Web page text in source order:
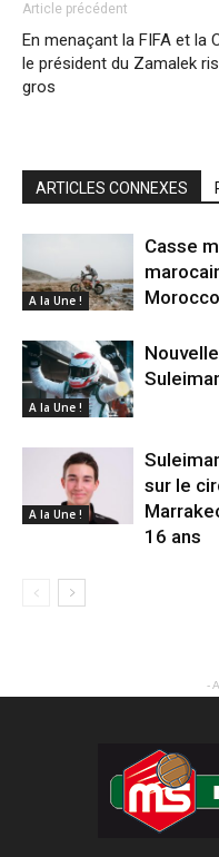
Article précédent
En menaçant la FIFA et la
le président du Zamalek
gros
ARTICLES CONNEXES
A la Une !
Casse
A la Une !
A la Une !
sur le
16 ans
-